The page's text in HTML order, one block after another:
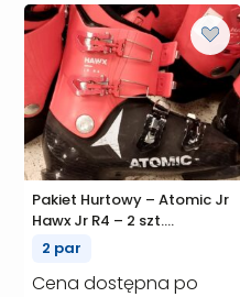
Pakiet Hurtowy – Atomic Jr
Hawx Jr R4 – 2 szt.
(P00947)
2 par
Cena dostępna po